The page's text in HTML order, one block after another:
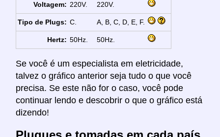
Voltagem: 220V. 220V.
Tipo de Plugs: C. A, B, C, D, E, F.
Hertz: 50Hz. 50Hz.
Se você é um especialista em eletricidade,
talvez o gráfico anterior seja tudo o que você
precisa. Se este não for o caso, você pode
continuar lendo e descobrir o que o gráfico está
dizendo!